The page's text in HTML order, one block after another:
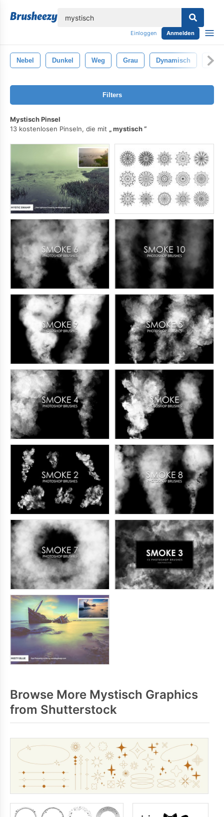
Einloggen Anmelden
Nebel Dunkel Weg Grau Dynamisch
Filters
Mystisch Pinsel
13 kostenlosen Pinseln, die mit
mystisch
Browse More Mystisch Graphics
from Shutterstock